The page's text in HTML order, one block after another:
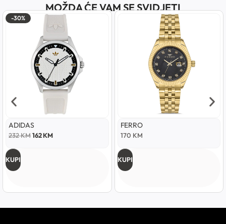
MOŽDA ĆE VAM SE SVIDJETI
-30%
ADIDAS
232KM162KM
KUPI
FERRO
170 KM
KUPI